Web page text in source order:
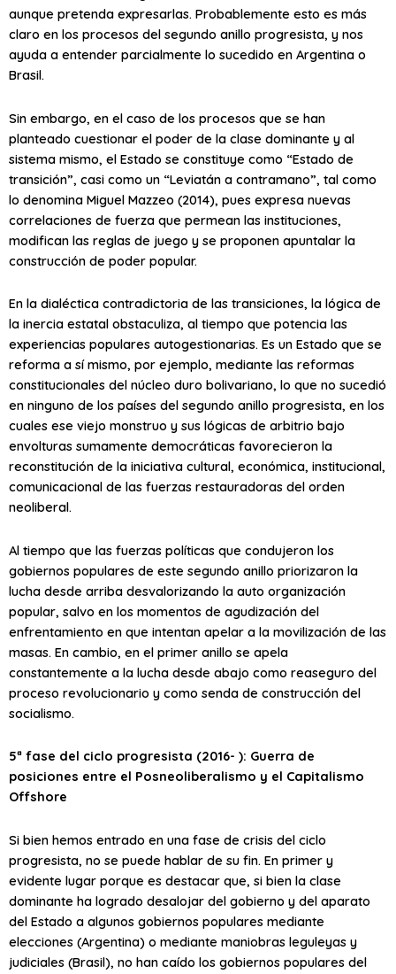
aunque pretenda expresarlas. Probablemente esto es más
claro en los procesos del segundo anillo progresista, y nos
ayuda a entender parcialmente lo sucedido en Argentina o
Brasil.
Sin embargo, en el caso de los procesos que se han
planteado cuestionar el poder de la clase dominante y al
sistema mismo, el Estado se constituye como “Estado de
transición”, casi como un “Leviatán a contramano”, tal como
lo denomina Miguel Mazzeo (2014), pues expresa nuevas
correlaciones de fuerza que permean las instituciones,
modifican las reglas de juego y se proponen apuntalar la
construcción de poder popular.
En la dialéctica contradictoria de las transiciones, la lógica de
la inercia estatal obstaculiza, al tiempo que potencia las
experiencias populares autogestionarias. Es un Estado que se
reforma a sí mismo, por ejemplo, mediante las reformas
constitucionales del núcleo duro bolivariano, lo que no sucedió
en ninguno de los países del segundo anillo progresista, en los
cuales ese viejo monstruo y sus lógicas de arbitrio bajo
envolturas sumamente democráticas favorecieron la
reconstitución de la iniciativa cultural, económica, institucional,
comunicacional de las fuerzas restauradoras del orden
neoliberal.
Al tiempo que las fuerzas políticas que condujeron los
gobiernos populares de este segundo anillo priorizaron la
lucha desde arriba desvalorizando la auto organización
popular, salvo en los momentos de agudización del
enfrentamiento en que intentan apelar a la movilización de las
masas. En cambio, en el primer anillo se apela
constantemente a la lucha desde abajo como reaseguro del
proceso revolucionario y como senda de construcción del
socialismo.
5ª fase del ciclo progresista (2016- ): Guerra de
posiciones entre el Posneoliberalismo y el Capitalismo
Offshore
Si bien hemos entrado en una fase de crisis del ciclo
progresista, no se puede hablar de su fin. En primer y
evidente lugar porque es destacar que, si bien la clase
dominante ha logrado desalojar del gobierno y del aparato
del Estado a algunos gobiernos populares mediante
elecciones (Argentina) o mediante maniobras leguleyas y
judiciales (Brasil), no han caído los gobiernos populares del